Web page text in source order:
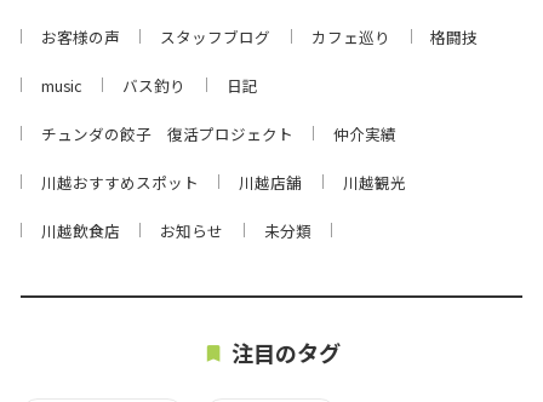
お客様の声 スタッフブログ カフェ巡り 格闘技
music バス釣り 日記
チュンダの餃子 復活プロジェクト 仲介実績
川越おすすめスポット 川越店舗 川越観光
川越飲食店 お知らせ 未分類
注目のタグ